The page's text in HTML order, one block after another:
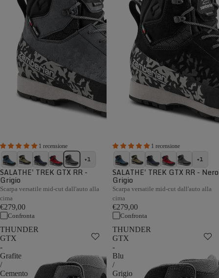
1 recensione
+1
SALATHE' TREK GTX RR -
Grigio
Scarpa versatile mid-cut dall'auto alla
cima
€279,00
Confronta
1 recensione
+1
SALATHE' TREK GTX RR - Nero
Grigio
Scarpa versatile mid-cut dall'auto alla
cima
€279,00
Confronta
THUNDER
GTX
-
Grafite
/
Cemento
THUNDER
GTX
-
Blu
/
Grigio